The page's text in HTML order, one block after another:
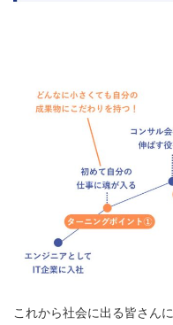
これから社会に出る皆さん